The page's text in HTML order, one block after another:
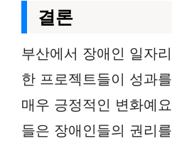
결론
부산에서 장애인 일자
한 프로젝트들이 성과
매우 긍정적인 변화예
들은 장애인들의 권리